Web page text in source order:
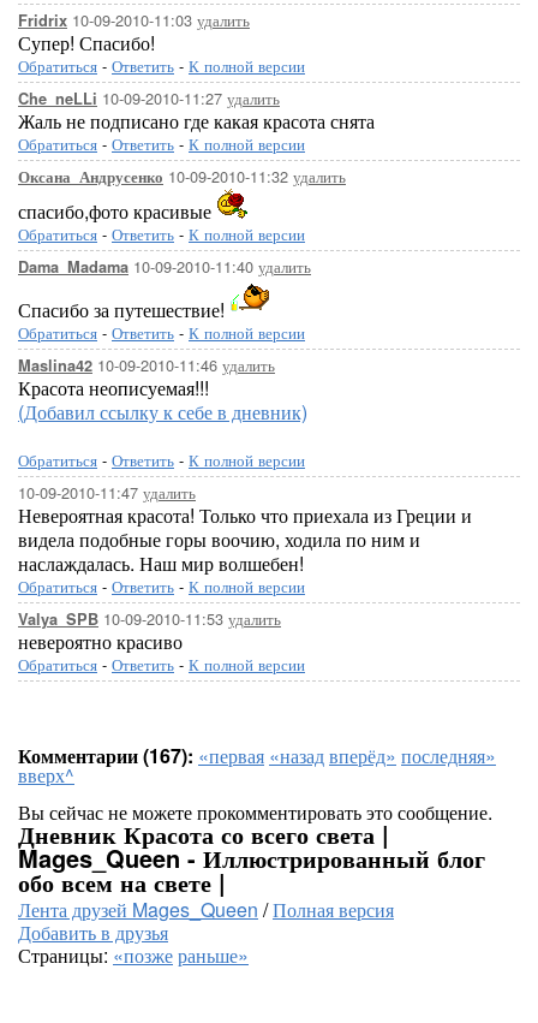
Fridrix 10-09-2010-11:03 удалить
Супер! Спасибо!
Обратиться - Ответить - К полной версии
Che_neLLi 10-09-2010-11:27 удалить
Жаль не подписано где какая красота снята
Обратиться - Ответить - К полной версии
Оксана_Андрусенко 10-09-2010-11:32 удалить
спасибо,фото красивые
Обратиться - Ответить - К полной версии
Dama_Madama 10-09-2010-11:40 удалить
Спасибо за путешествие!
Обратиться - Ответить - К полной версии
Maslina42 10-09-2010-11:46 удалить
Красота неописуемая!!!
(Добавил ссылку к себе в дневник)
Обратиться - Ответить - К полной версии
10-09-2010-11:47 удалить
Невероятная красота! Только что приехала из Греции и
видела подобные горы воочию, ходила по ним и
наслаждалась. Наш мир волшебен!
Обратиться - Ответить - К полной версии
Valya_SPB 10-09-2010-11:53 удалить
невероятно красиво
Обратиться - Ответить - К полной версии
Комментарии (167): «первая «назадвперёд» последняя»
вверх^
Вы сейчас не можете прокомментировать это сообщение.
Дневник Красота со всего света |
Mages_Queen - Иллюстрированный блог
обо всем на свете |
Лента друзей Mages_Queen /Полная версия
Добавить в друзья
Страницы: «позжераньше»